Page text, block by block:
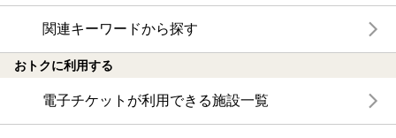
関連キーワードから探す
おトクに利用する
電子チケットが利用できる施設一覧